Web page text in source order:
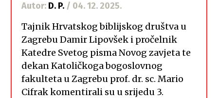
Autor: D. P. / 04. 12. 2025.
Tajnik Hrvatskog biblijskog društva u
Zagrebu Damir Lipovšek i pročelnik
Katedre Svetog pisma Novog zavjeta te
dekan Katoličkoga bogoslovnog
fakulteta u Zagrebu prof. dr. sc. Mario
Cifrak komentirali su u srijedu 3.